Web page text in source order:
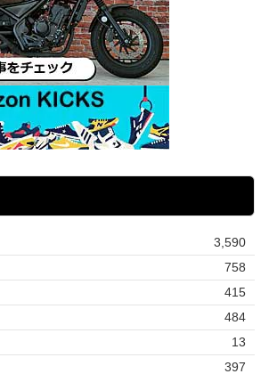
3,590
758
415
484
13
397